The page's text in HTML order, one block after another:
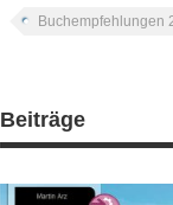
Buchempfehlungen
Beiträge